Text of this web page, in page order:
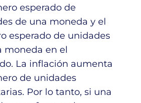
esperado de
de una moneda y el
esperado de unidades
moneda en el
La inflación aumenta
de unidades
Por lo tanto, si una